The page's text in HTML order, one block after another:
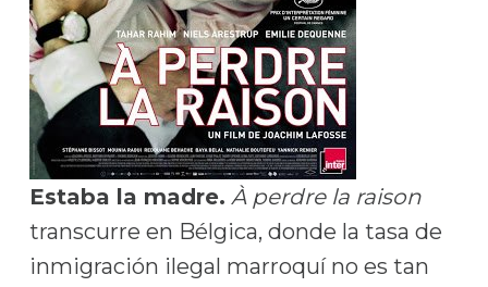
Estaba la madre. À perdre la raison
transcurre en Bélgica, donde la tasa de
inmigración ilegal marroquí no es tan